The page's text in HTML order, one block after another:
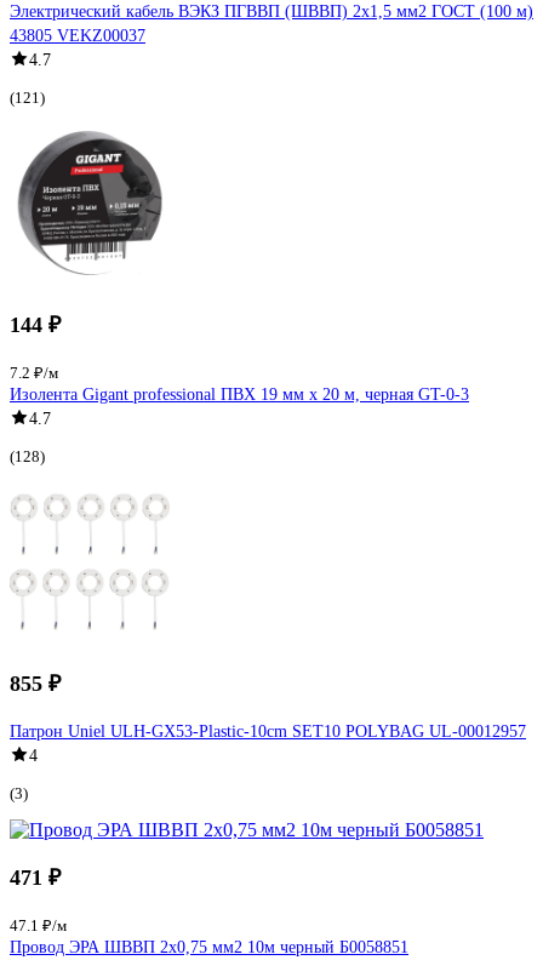
Электрический кабель ВЭКЗ ПГВВП (ШВВП) 2x1,5 мм2 ГОСТ (100 м)
43805 VEKZ00037
4.7
(121)
144 ₽
7.2 ₽/м
Изолента Gigant professional ПВХ 19 мм х 20 м, черная GT-0-3
4.7
(128)
855 ₽
Патрон Uniel ULH-GX53-Plastic-10cm SET10 POLYBAG UL-00012957
4
(3)
471 ₽
47.1 ₽/м
Провод ЭРА ШВВП 2x0,75 мм2 10м черный Б0058851